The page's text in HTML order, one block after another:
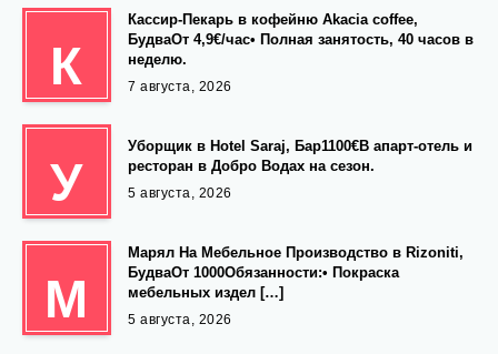
К
Кассир-Пекарь в кофейню Akacia coffee,
БудваОт 4,9€/час• Полная занятость, 40 часов в
неделю.
7 августа, 2026
У
Уборщик в Hotel Saraj, Бар1100€В апарт-отель и
ресторан в Добро Водах на сезон.
5 августа, 2026
М
Марял На Мебельное Производство в Rizoniti,
БудваОт 1000Обязанности:• Покраска
мебельных издел […]
5 августа, 2026